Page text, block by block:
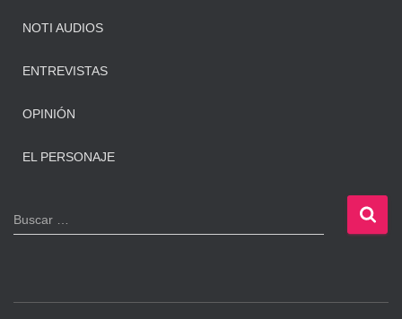
NOTI AUDIOS
ENTREVISTAS
OPINIÓN
EL PERSONAJE
B
u
Buscar …